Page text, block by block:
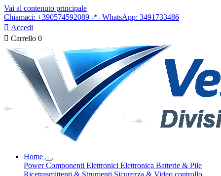
Vai al contenuto principale
Chiamaci: +390574592089 -*- WhatsApp: 3491733486
 Accedi
 Carrello 0
Home
PowerComponenti Elettronici Elettronica Batterie & Pile
Ricetrasmittenti & Strumenti Sicurezza & Video controllo